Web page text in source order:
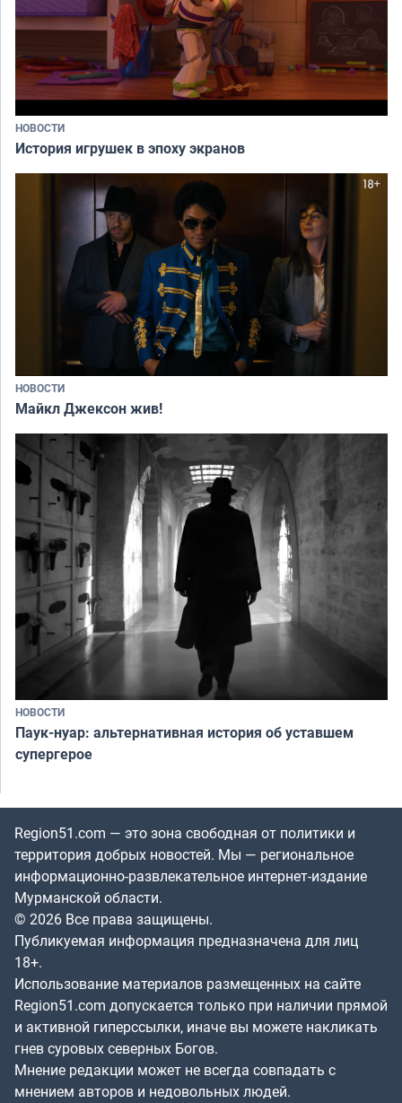
НОВОСТИ
История игрушек в эпоху экранов
НОВОСТИ
Майкл Джексон жив!
НОВОСТИ
Паук-нуар: альтернативная история об уставшем
супергерое
Region51.com — это зона свободная от политики и
территория добрых новостей. Мы — региональное
информационно-развлекательное интернет-издание
Мурманской области.
© 2026 Все права защищены.
Публикуемая информация предназначена для лиц
18+.
Использование материалов размещенных на сайте
Region51.com допускается только при наличии прямой
и активной гиперссылки, иначе вы можете накликать
гнев суровых северных Богов.
Мнение редакции может не всегда совпадать с
мнением авторов и недовольных людей.